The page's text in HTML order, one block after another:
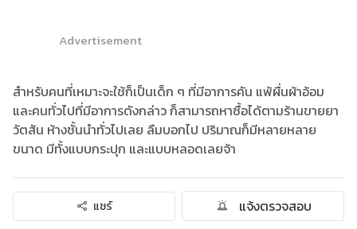
Advertisement
สำหรับคนที่เหมาะจะใช้ก็เป็นเด็ก ๆ ที่มีอาการคัน แพ้ผื่นผ้าอ้อม
และคนทั่วไปที่มีอาการดังกล่าว ก็สามารถหาซื้อได้ตามร้านขายยา
วัตสัน ห้างชั้นนำทั่วไปเลย ลืมบอกไป ปริมาณก็มีหลายหลาย
ขนาด มีทั้งแบบกระปุก และแบบหลอดเลยจ้า
แชร์ แจ้งตรวจสอบ